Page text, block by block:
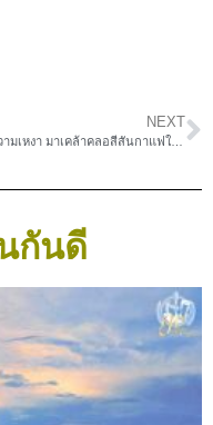
NEXT
หลบความเหงา มาเคล้าคลอสีสันกาแฟในสวน @ Resfeber Cafe
กันดี